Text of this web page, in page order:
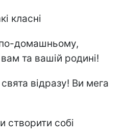
класні
домашньому,
та вашій родині!
відразу! Ви мега
створити собі